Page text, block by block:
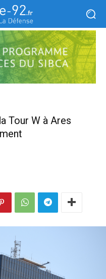
Tour W à Ares